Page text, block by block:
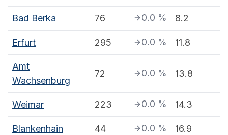
Bad Berka 76 0.0 % 8.2
Erfurt 295 0.0 % 11.8
Amt
Wachsenburg
72 0.0 % 13.8
Weimar 223 0.0 % 14.3
Blankenhain 44 0.0 % 16.9